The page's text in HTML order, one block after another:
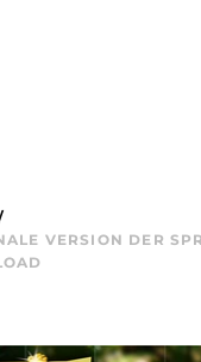
VERSION DER